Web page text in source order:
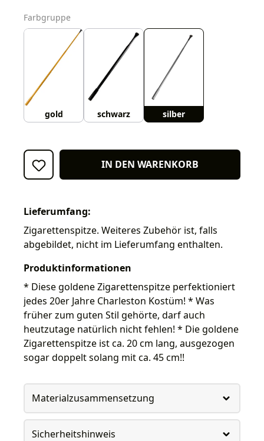
Farbgruppe
gold schwarz silber
IN DEN WARENKORB
Lieferumfang:
Zigarettenspitze. Weiteres Zubehör ist, falls
abgebildet, nicht im Lieferumfang enthalten.
Produktinformationen
* Diese goldene Zigarettenspitze perfektioniert
jedes 20er Jahre Charleston Kostüm! * Was
früher zum guten Stil gehörte, darf auch
heutzutage natürlich nicht fehlen! * Die goldene
Zigarettenspitze ist ca. 20 cm lang, ausgezogen
sogar doppelt solang mit ca. 45 cm!!
Materialzusammensetzung
Sicherheitshinweis